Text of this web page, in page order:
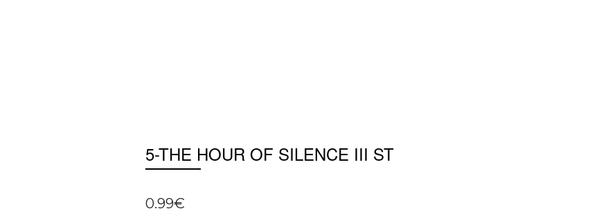
5-THE HOUR OF SILENCE III ST
0.99€